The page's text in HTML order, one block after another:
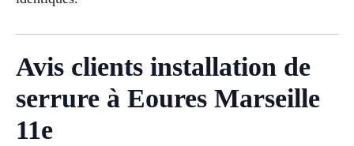
Avis clients installation de
serrure à Eoures Marseille
11e